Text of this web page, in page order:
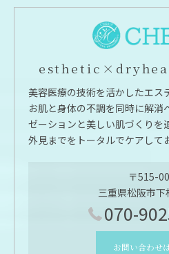
美容医療の技術を活かしたエス
お肌と身体の不調を同時に解消
ゼーションと美しい肌づくりを
外見までをトータルでケアして
〒515-
三重県松阪市
070-
お問い合わせ